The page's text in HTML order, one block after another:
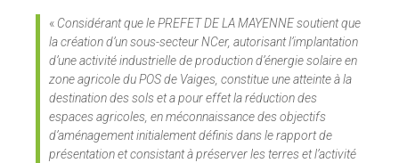
« Considérant que le PREFET DE LA MAYENNE soutient que
la création d’un sous-secteur NCer, autorisant l’implantation
d’une activité industrielle de production d’énergie solaire en
zone agricole du POS de Vaiges, constitue une atteinte à la
destination des sols et a pour effet la réduction des
espaces agricoles, en méconnaissance des objectifs
d’aménagement initialement définis dans le rapport de
présentation et consistant à préserver les terres et l’activité